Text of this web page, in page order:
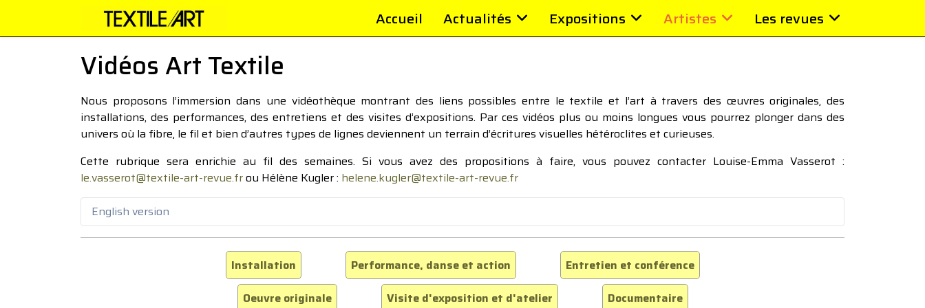
Accueil Actualités Expositions Artistes Les revues
Vidéos Art Textile
Nous proposons l’immersion dans une vidéothèque montrant des liens possibles entre le textile et l’art à travers des œuvres originales, des
installations, des performances, des entretiens et des visites d’expositions. Par ces vidéos plus ou moins longues vous pourrez plonger dans des
univers où la fibre, le fil et bien d’autres types de lignes deviennent un terrain d’écritures visuelles hétéroclites et curieuses.
Cette rubrique sera enrichie au fil des semaines. Si vous avez des propositions à faire, vous pouvez contacter Louise-Emma Vasserot :
le.vasserot@textile-art-revue.frou Hélène Kugler : helene.kugler@textile-art-revue.fr
English version
Installation Performance, danse et action
Entretien et conférence
Oeuvre originale
Visite d'exposition et d'atelier Documentaire